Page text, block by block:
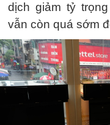
dịch giảm tỷ
vẫn còn quá sớm